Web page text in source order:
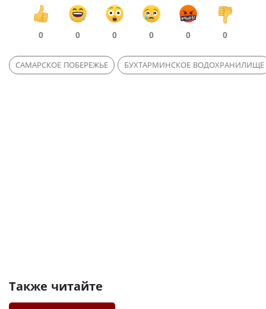
0 0 0 0 0 0
САМАРСКОЕ ПОБЕРЕЖЬЕ БУХТАРМИНСКОЕ ВОДОХРАНИЛИЩЕ
Также читайте